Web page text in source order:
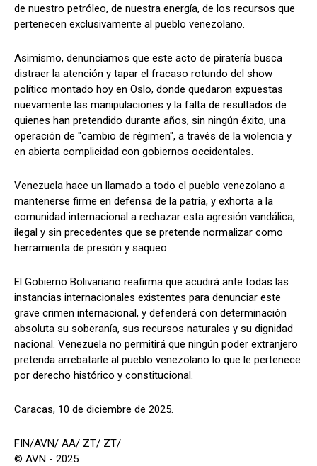
de nuestro petróleo, de nuestra energía, de los recursos que
pertenecen exclusivamente al pueblo venezolano.
Asimismo, denunciamos que este acto de piratería busca
distraer la atención y tapar el fracaso rotundo del show
político montado hoy en Oslo, donde quedaron expuestas
nuevamente las manipulaciones y la falta de resultados de
quienes han pretendido durante años, sin ningún éxito, una
operación de "cambio de régimen", a través de la violencia y
en abierta complicidad con gobiernos occidentales.
Venezuela hace un llamado a todo el pueblo venezolano a
mantenerse firme en defensa de la patria, y exhorta a la
comunidad internacional a rechazar esta agresión vandálica,
ilegal y sin precedentes que se pretende normalizar como
herramienta de presión y saqueo.
El Gobierno Bolivariano reafirma que acudirá ante todas las
instancias internacionales existentes para denunciar este
grave crimen internacional, y defenderá con determinación
absoluta su soberanía, sus recursos naturales y su dignidad
nacional. Venezuela no permitirá que ningún poder extranjero
pretenda arrebatarle al pueblo venezolano lo que le pertenece
por derecho histórico y constitucional.
Caracas, 10 de diciembre de 2025.
FIN/AVN/ AA/ ZT/ ZT/
© AVN - 2025